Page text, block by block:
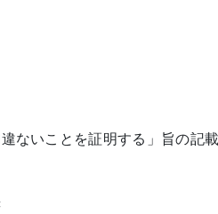
ないことを証明する」旨の記